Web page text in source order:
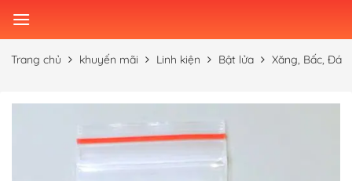
Trang chủ khuyến mãi Linh kiện Bật lửa Xăng, Bấc, Đá